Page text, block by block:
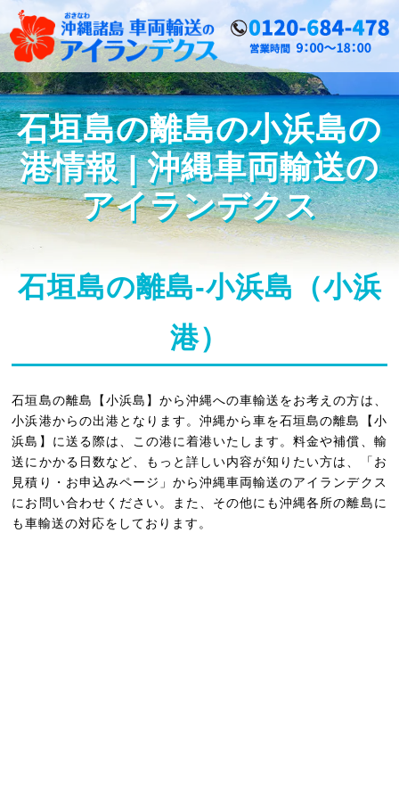
石垣島の離島の小浜島の
港情報 | 沖縄車両輸送の
アイランデクス
石垣島の離島-小浜島（小浜
港）
石垣島の離島【小浜島】から沖縄への車輸送をお考えの方は、
小浜港からの出港となります。沖縄から車を石垣島の離島【小
浜島】に送る際は、この港に着港いたします。料金や補償、輸
送にかかる日数など、もっと詳しい内容が知りたい方は、「お
見積り・お申込みページ」から沖縄車両輸送のアイランデクス
にお問い合わせください。また、その他にも沖縄各所の離島に
も車輸送の対応をしております。